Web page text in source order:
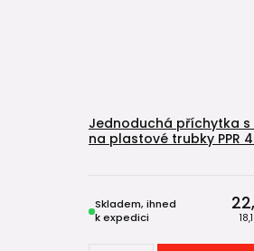
Jednoduchá příchytka s
na plastové trubky PPR
Skladem, ihned
k expedici